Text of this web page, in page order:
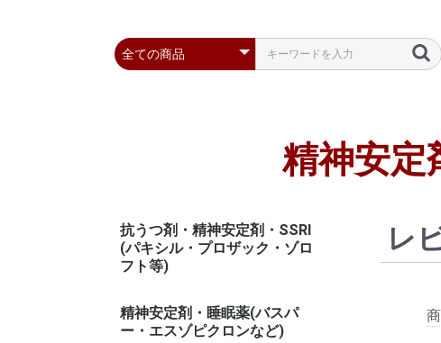
精神安定
抗うつ剤・精神安定剤・SSRI
(パキシル・プロザック・ゾロ
フト等)
精神安定剤・睡眠薬(バスパ
ー・エスゾピクロンなど)
レ